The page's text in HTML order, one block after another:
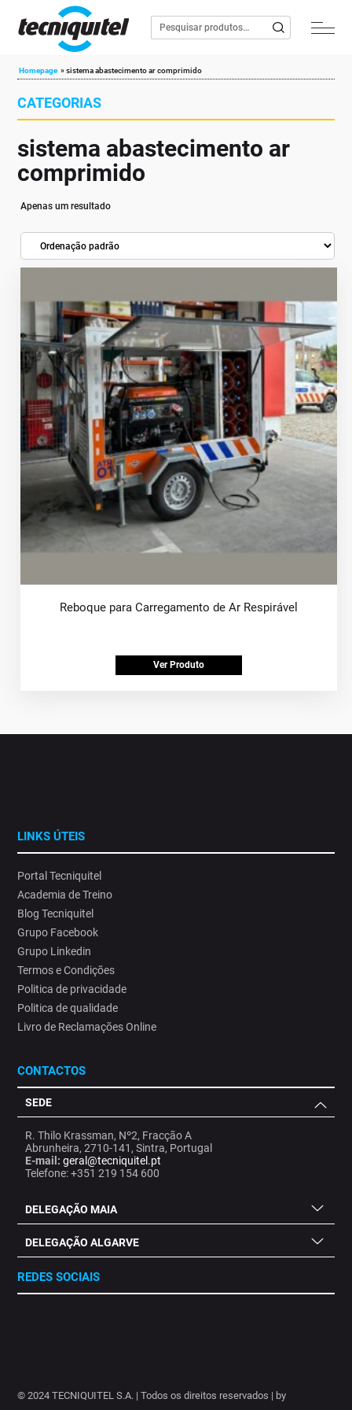
Homepage »sistema abastecimento ar comprimido
CATEGORIAS
sistema abastecimento ar
comprimido
Apenas um resultado
Reboque para Carregamento de Ar Respirável
Ver Produto
LINKS ÚTEIS
Portal Tecniquitel
Academia de Treino
Blog Tecniquitel
Grupo Facebook
Grupo Linkedin
Termos e Condições
Politica de privacidade
Politica de qualidade
Livro de Reclamações Online
CONTACTOS
SEDE
R. Thilo Krassman, Nº2, Fracção A
Abrunheira, 2710-141, Sintra, Portugal
E-mail: geral@tecniquitel.pt
Telefone: +351 219 154 600
DELEGAÇÃO MAIA
DELEGAÇÃO ALGARVE
REDES SOCIAIS
© 2024 TECNIQUITEL S.A. | Todos os direitos reservados | by